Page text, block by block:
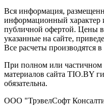
Вся информация,
информационный характер
публичной офертой. Цены
указанные на сайте,
Все расчеты производятся
При полном или
материалов сайта TIO.BY
обязательна.
ООО "ТрэвелСофт